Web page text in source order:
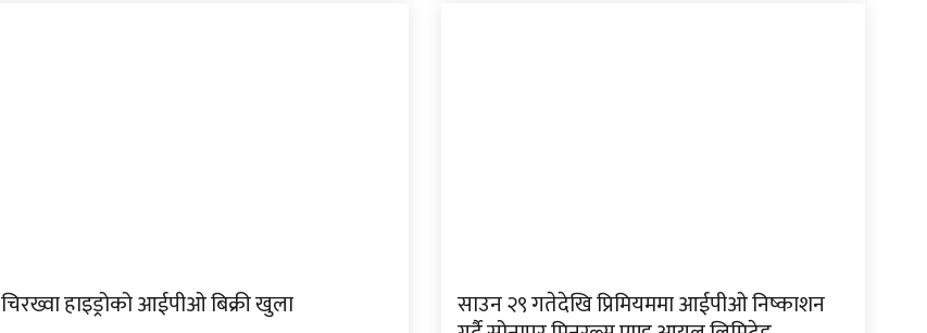
चिरख्वा हाइड्रोको आईपीओ बिक्री खुला साउन २९ गतेदेखि प्रिमियममा आईपीओ निष्काशन